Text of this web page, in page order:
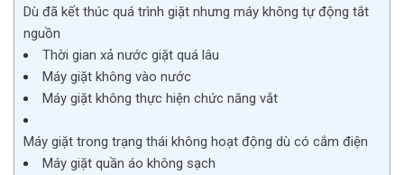
Dù đã kết thúc quá trình giặt nhưng máy không tự động tắt
nguồn
Thời gian xả nước giặt quá lâu
Máy giặt không vào nước
Máy giặt không thực hiện chức năng vắt
Máy giặt trong trạng thái không hoạt động dù có cắm điện
Máy giặt quần áo không sạch